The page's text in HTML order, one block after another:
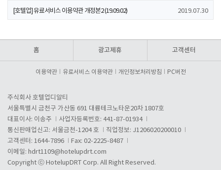
[호텔업] 유료서비스 이용약관 개정본2 (19.09.02) 2019.07.30
홈 광고제휴 고객센터
이용약관 유료서비스 이용약관 개인정보처리방침 PC버전
주식회사 호텔업디알티
서울특별시 금천구 가산동 691 대륭테크노타운20차 1807호
대표이사: 이송주
사업자등록번호: 441-87-01934
통신판매업신고: 서울금천-1204 호
직업정보: J1206020200010
고객센터: 1644-7896
Fax: 02-2225-8487
이메일: hdrt1109@hotelupdrt.com
Copyright ⓒ HotelupDRT Corp. All Right Reserved.